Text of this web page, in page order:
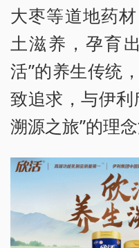
大枣等道地药
土滋养，孕育
活”的养生传统
致追求，与伊
溯源之旅”的理念